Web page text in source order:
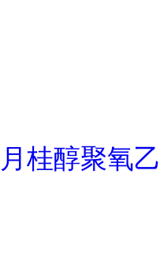
月桂醇聚氧